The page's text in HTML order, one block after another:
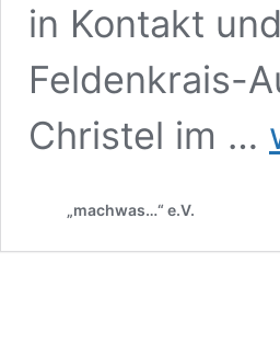
in Kontakt
Feldenkrais-
Christel im …
„machwas…“ e.V.